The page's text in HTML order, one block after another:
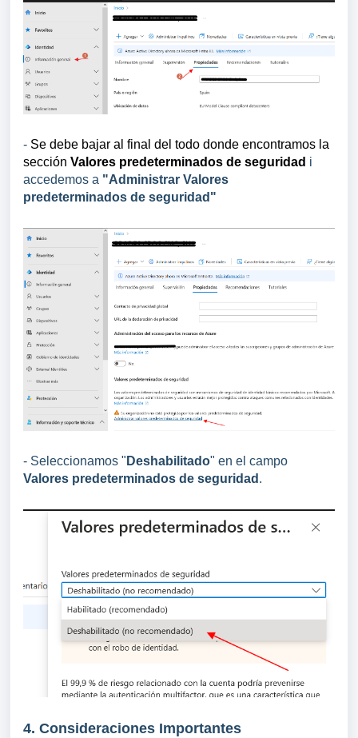
- Se debe bajar al final del todo donde encontramos la
sección Valores predeterminados de seguridad i
accedemos a "Administrar Valores
predeterminados de seguridad"
- Seleccionamos " Deshabilitado" en el campo
Valores predeterminados de seguridad .
4. Consideraciones Importantes